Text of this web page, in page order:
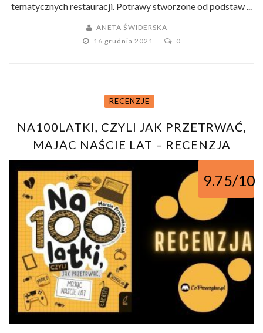
tematycznych restauracji. Potrawy stworzone od podstaw ...
ANETA ŚWIDERSKA
16 grudnia 2021
0
RECENZJE
NA100LATKI, CZYLI JAK PRZETRWAĆ,
MAJĄC NAŚCIE LAT – RECENZJA
KSIĄŻKI MARCINA PRZEWOŹNIAKA
9.75/10